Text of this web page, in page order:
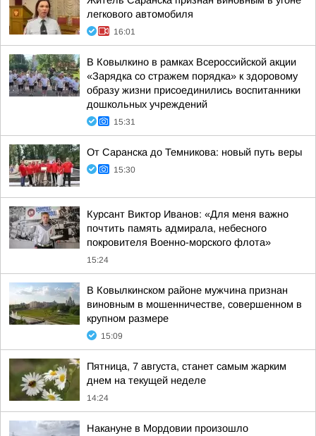
легкового автомобиля
16:01
В Ковылкино в рамках Всероссийской акции
«Зарядка со стражем порядка» к здоровому
образу жизни присоединились воспитанники
дошкольных учреждений
15:31
От Саранска до Темникова: новый путь веры
15:30
Курсант Виктор Иванов: «Для меня важно
почтить память адмирала, небесного
покровителя Военно-морского флота»
15:24
В Ковылкинском районе мужчина признан
виновным в мошенничестве, совершенном в
крупном размере
15:09
Пятница, 7 августа, станет самым жарким
днем на текущей неделе
14:24
Накануне в Мордовии произошло